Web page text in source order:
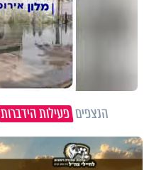
הנצפיםפעילות הידברות